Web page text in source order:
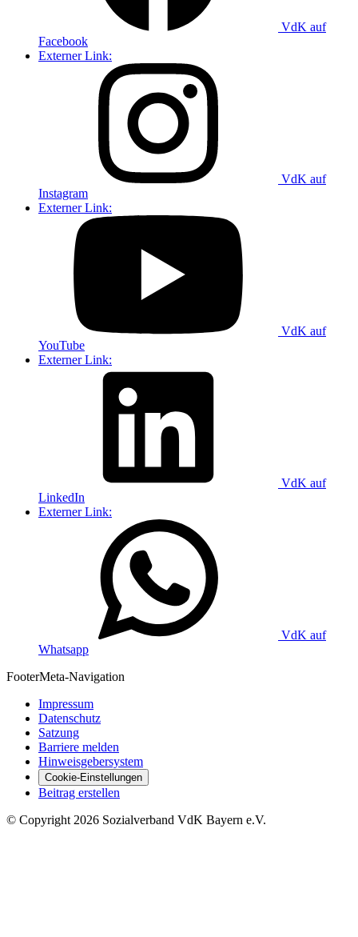
VdK auf
Facebook
Externer Link:
VdK auf
Instagram
Externer Link:
VdK auf
YouTube
Externer Link:
VdK auf
LinkedIn
Externer Link:
VdK auf
Whatsapp
FooterMeta-Navigation
Impressum
Datenschutz
Satzung
Barriere melden
Hinweisgebersystem
Cookie-Einstellungen
Beitrag erstellen
© Copyright 2026 Sozialverband VdK Bayern e.V.